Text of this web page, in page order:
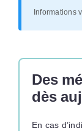
Informations
Des
dès
En cas